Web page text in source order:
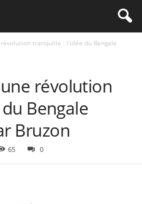
tranquille : l’idée du Bengale
révolution
Bengale
Bruzon
65 0